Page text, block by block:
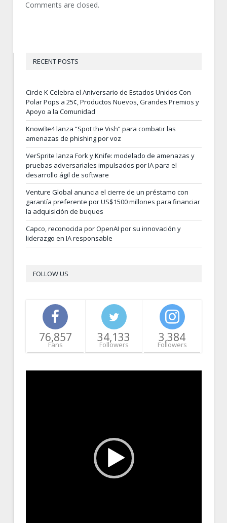
Comments are closed.
RECENT POSTS
Circle K Celebra el Aniversario de Estados Unidos Con
Polar Pops a 25¢, Productos Nuevos, Grandes Premios y
Apoyo a la Comunidad
KnowBe4 lanza “Spot the Vish” para combatir las
amenazas de phishing por voz
VerSprite lanza Fork y Knife: modelado de amenazas y
pruebas adversariales impulsados por IA para el
desarrollo ágil de software
Venture Global anuncia el cierre de un préstamo con
garantía preferente por US$1500 millones para financiar
la adquisición de buques
Capco, reconocida por OpenAI por su innovación y
liderazgo en IA responsable
FOLLOW US
76,857
Fans
34,133
Followers
3,384
Followers